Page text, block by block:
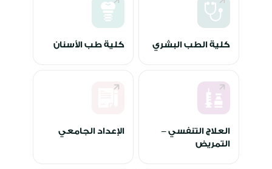
كلية الطب البشري كلية طب الأسنان
العلاج التنفسي –
التمريض
الإعداد الجامعي